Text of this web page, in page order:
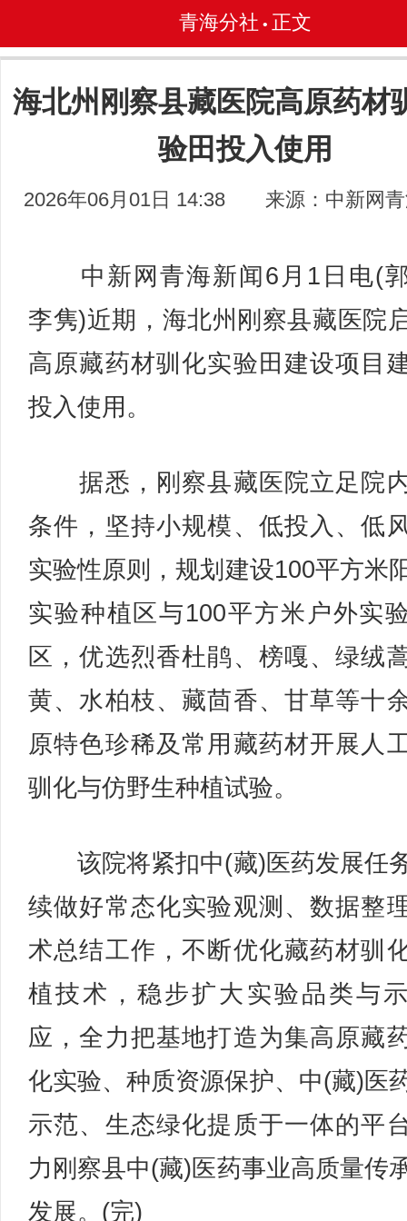
青海分社 • 正文
海北州刚察县藏医院高原药材
验田投入使用
2026年06月01日 14:38 来源：中新网
中新网青海新闻6月1日电(
李隽)近期，海北州刚察县藏医院
高原藏药材驯化实验田建设项目
投入使用。
据悉，刚察县藏医院立足院
条件，坚持小规模、低投入、低
实验性原则，规划建设100平方米
实验种植区与100平方米户外实
区，优选烈香杜鹃、榜嘎、绿绒
黄、水柏枝、藏茴香、甘草等十
原特色珍稀及常用藏药材开展人
驯化与仿野生种植试验。
该院将紧扣中(藏)医药发展任
续做好常态化实验观测、数据整
术总结工作，不断优化藏药材驯
植技术，稳步扩大实验品类与
应，全力把基地打造为集高原藏
化实验、种质资源保护、中(藏)医
示范、生态绿化提质于一体的平
力刚察县中(藏)医药事业高质量传
发展。(完)